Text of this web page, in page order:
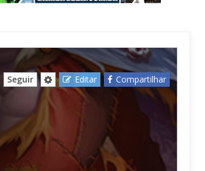
Seguir Editar
Compartilhar